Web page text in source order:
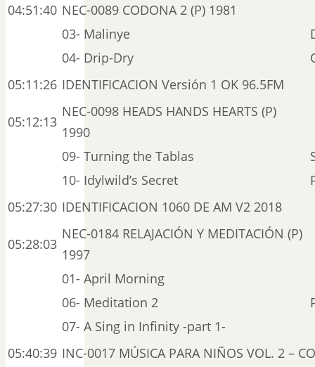
04:51:40 NEC-0089 CODONA 2 (P) 1981
03- Malinye
04- Drip-Dry
05:11:26 IDENTIFICACION Versión 1 OK 96.5FM
05:12:13
NEC-0098 HEADS HANDS HEARTS (P)
1990
09- Turning the Tablas
10- Idylwild’s Secret
05:27:30 IDENTIFICACION 1060 DE AM V2 2018
05:28:03
NEC-0184 RELAJACIÓN Y MEDITACIÓN (P)
1997
01- April Morning
06- Meditation 2
07- A Sing in Infinity -part 1-
05:40:39 INC-0017 MÚSICA PARA NIÑOS VOL. 2 –